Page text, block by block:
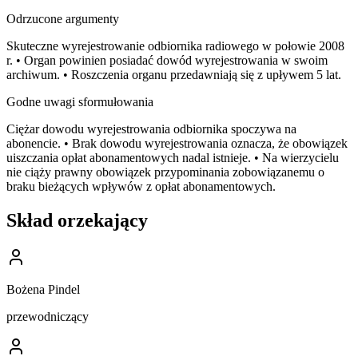
Odrzucone argumenty
Skuteczne wyrejestrowanie odbiornika radiowego w połowie 2008
r. • Organ powinien posiadać dowód wyrejestrowania w swoim
archiwum. • Roszczenia organu przedawniają się z upływem 5 lat.
Godne uwagi sformułowania
Ciężar dowodu wyrejestrowania odbiornika spoczywa na
abonencie. • Brak dowodu wyrejestrowania oznacza, że obowiązek
uiszczania opłat abonamentowych nadal istnieje. • Na wierzycielu
nie ciąży prawny obowiązek przypominania zobowiązanemu o
braku bieżących wpływów z opłat abonamentowych.
Skład orzekający
Bożena Pindel
przewodniczący